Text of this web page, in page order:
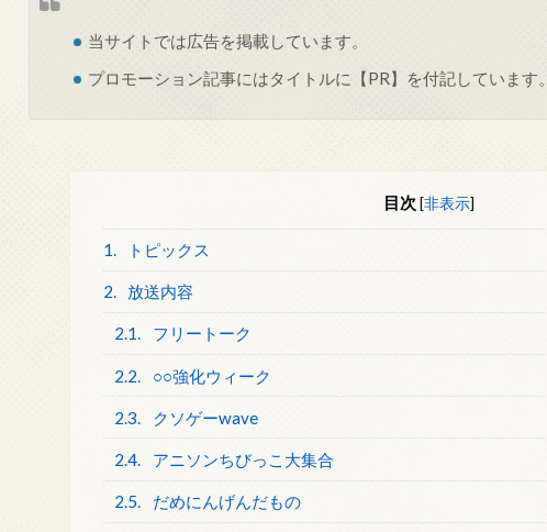
当サイトでは広告を掲載しています。
プロモーション記事にはタイトルに【PR】を付記しています。
目次 [非表示]
1. トピックス
2. 放送内容
2.1. フリートーク
2.2. ○○強化ウィーク
2.3. クソゲーwave
2.4. アニソンちびっこ大集合
2.5. だめにんげんだもの